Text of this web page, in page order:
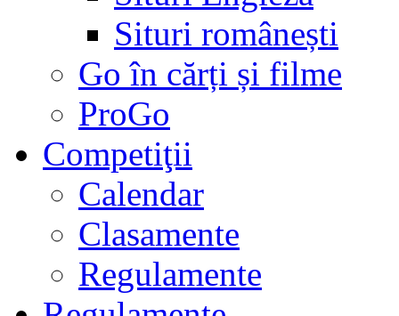
Situri românești
Go în cărți și filme
ProGo
Competiţii
Calendar
Clasamente
Regulamente